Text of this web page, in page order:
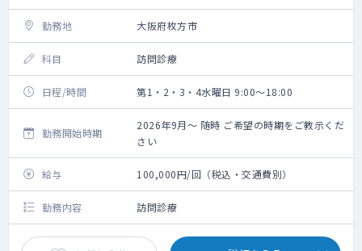
勤務地 大阪府枚方市
科目 訪問診療
日程/時間 第1・2・3・4水曜日 9:00～18:00
勤務開始時期
2026年9月～ 随時 ご希望の時期をご教示くだ
さい
給与 100,000円/回（税込・交通費別）
勤務内容 訪問診療